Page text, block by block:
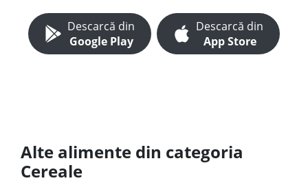
Descarcă din
Google Play
Descarcă din
App Store
Alte alimente din categoria
Cereale